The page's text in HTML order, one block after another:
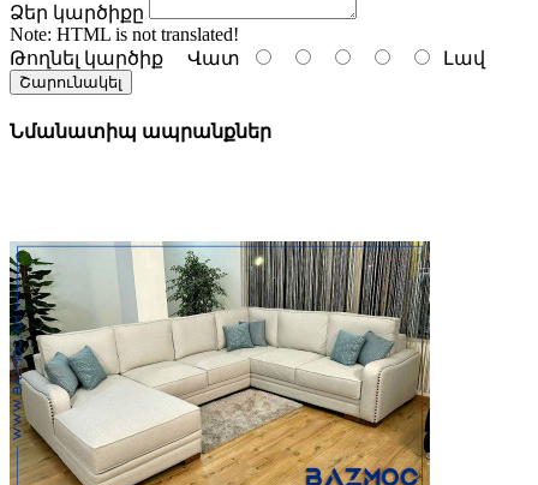
Ձեր կարծիքը
Note: HTML is not translated!
Թողնել կարծիք Վատ Լավ
Շարունակել
Նմանատիպ ապրանքներ